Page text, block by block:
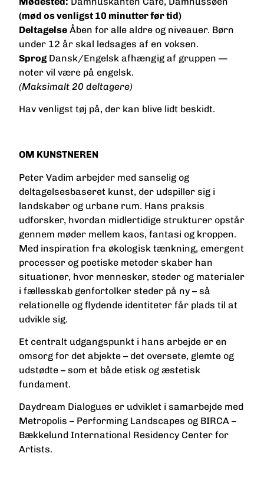
(mød os venligst 10 minutter før tid)
Deltagelse Åben for alle aldre og niveauer. Børn
under 12 år skal ledsages af en voksen.
SprogDansk/Engelsk afhængig af gruppen —
noter vil være på engelsk.
(Maksimalt 20 deltagere)
Hav venligst tøj på, der kan blive lidt beskidt.
OM KUNSTNEREN
Peter Vadim arbejder med sanselig og
deltagelsesbaseret kunst, der udspiller sig i
landskaber og urbane rum. Hans praksis
udforsker, hvordan midlertidige strukturer opstår
gennem møder mellem kaos, fantasi og kroppen.
Med inspiration fra økologisk tænkning, emergent
processer og poetiske metoder skaber han
situationer, hvor mennesker, steder og materialer
i fællesskab genfortolker steder på ny – så
relationelle og flydende identiteter får plads til at
udvikle sig.
Et centralt udgangspunkt i hans arbejde er en
omsorg for det abjekte – det oversete, glemte og
udstødte – som et både etisk og æstetisk
fundament.
Daydream Dialogues er udviklet i samarbejde med
Metropolis – Performing Landscapes og BIRCA –
Bækkelund International Residency Center for
Artists.